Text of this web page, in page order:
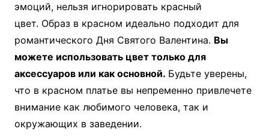
эмоций, нельзя игнорировать красный
цвет. Образ в красном идеально подходит для
романтического Дня Святого Валентина. Вы
можете использовать цвет только для
аксессуаров или как основной. Будьте уверены,
что в красном платье вы непременно привлечете
внимание как любимого человека, так и
окружающих в заведении.